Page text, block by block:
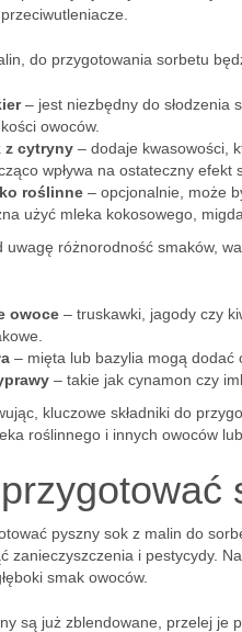
do przygotowania sorbetu
– jest niezbędny do słodzenia
owoców.
z cytryny – dodaje kwasowości,
wpływa na ostateczny efekt
roślinne – opcjonalnie, może
użyć mleka kokosowego,
uwagę różnorodność smaków,
owoce – truskawki, jagody czy
– mięta lub bazylia mogą dodać
– takie jak cynamon czy
kluczowe składniki do
roślinnego i innych owoców
pyszny sok z malin do
zanieczyszczenia i pestycydy.
smak owoców.
są już zblendowane, przelej je